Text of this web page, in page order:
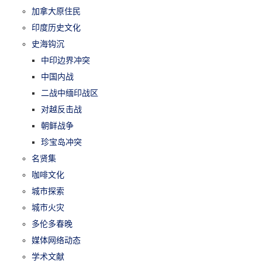
加拿大原住民
印度历史文化
史海钩沉
中印边界冲突
中国内战
二战中缅印战区
对越反击战
朝鲜战争
珍宝岛冲突
名贤集
咖啡文化
城市探索
城市火灾
多伦多春晚
媒体网络动态
学术文献